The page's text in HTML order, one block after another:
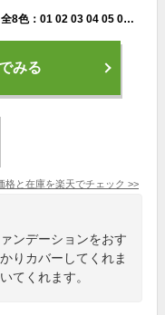
カバーマーク エクストラフォーミュラ 20g 全8色：01 02 03 04 05 06 07 08 カバーマークファンデーション リキッド クリームファンデーション COVERMARK(covermark) カバー力 ツヤ ハリ 立体感 シミ ソバカス 色ムラ UV 紫外線 乾燥 肌荒れ 血色
みる
格と在庫を楽天でチェック >>
ンデーションをおす
りカバーしてくれま
てくれます。